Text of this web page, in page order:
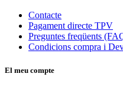
Contacte
Pagament directe TPV
Preguntes freqüents
Condicions compra i
El meu compte